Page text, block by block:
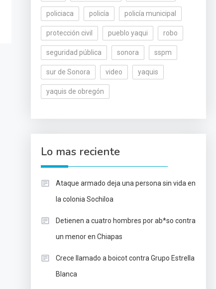
policiaca policía policía municipal
protección civil pueblo yaqui robo
seguridad pública sonora sspm
sur de Sonora video yaquis
yaquis de obregón
Lo mas reciente
Ataque armado deja una persona sin vida en
la colonia Sochiloa
Detienen a cuatro hombres por ab*so contra
un menor en Chiapas
Crece llamado a boicot contra Grupo Estrella
Blanca